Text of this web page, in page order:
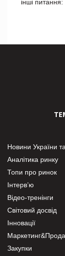
інші
Новини України
Аналітика ринку
Топи про ринок
Інтерв’ю
Відео-тренінги
Світовий досвід
Інновації
Закупки